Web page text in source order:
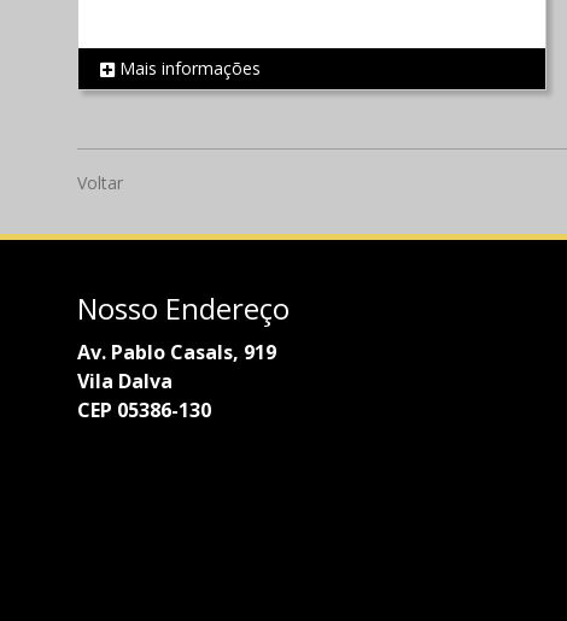
REF 694
Mais informações
Voltar
Nosso Endereço
Av. Pablo Casals, 919
Vila Dalva
CEP 05386-130